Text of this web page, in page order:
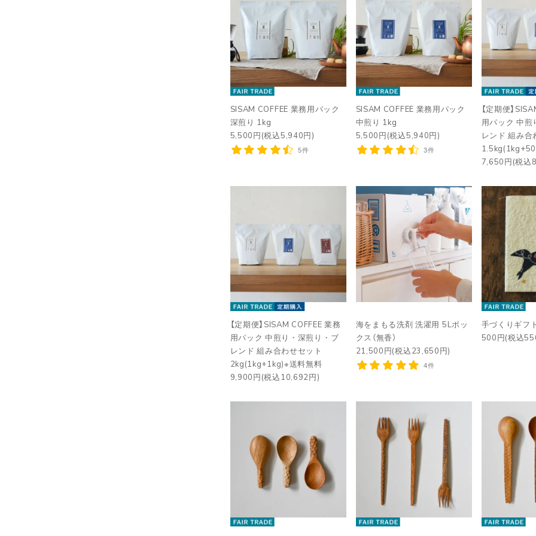
SISAM COFFEE 業務用パック
深煎り 1kg
5,500円(税込5,940円)
5件
SISAM COFFEE 業務用パック
中煎り 1kg
5,500円(税込5,940円)
3件
【定期便】
用パック 中
レンド 組み
7,650円(税込
【定期便】SISAM COFFEE 業務
用パック 中煎り・深煎り・ブ
レンド 組み合わせセット
2kg(1kg+1kg)※送料無料
9,900円(税込10,692円)
海をまもる洗剤 洗濯用 5Lボッ
クス（無香）
21,500円(税込23,650円)
4件
手づくりギフ
500円(税込